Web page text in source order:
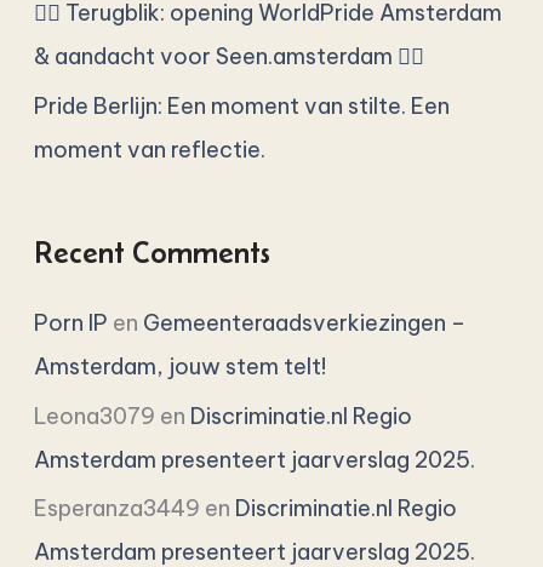
🏳️‍🌈 Terugblik: opening WorldPride Amsterdam
& aandacht voor Seen.amsterdam 🏳️‍🌈
Pride Berlijn: Een moment van stilte. Een
moment van reflectie.
Recent Comments
Porn IP en Gemeenteraadsverkiezingen –
Amsterdam, jouw stem telt!
Leona3079 en Discriminatie.nl Regio
Amsterdam presenteert jaarverslag 2025.
Esperanza3449 en Discriminatie.nl Regio
Amsterdam presenteert jaarverslag 2025.